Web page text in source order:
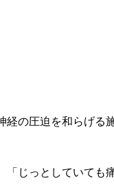
の圧迫を和らげる
じっとしていても